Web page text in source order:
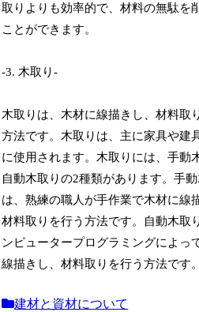
取りよりも効率的で、材料の無駄を
ことができます。
-3. 木取り-
木取りは、木材に線描きし、材料取
方法です。木取りは、主に家具や建
に使用されます。木取りには、手動
自動木取りの2種類があります。手動
は、熟練の職人が手作業で木材に線
材料取りを行う方法です。自動木取
ンピュータープログラミングによっ
線描きし、材料取りを行う方法です。
建材と資材について